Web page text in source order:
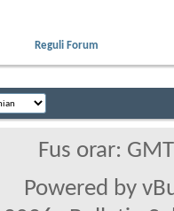
Reguli Forum
Fus orar:
Powered by